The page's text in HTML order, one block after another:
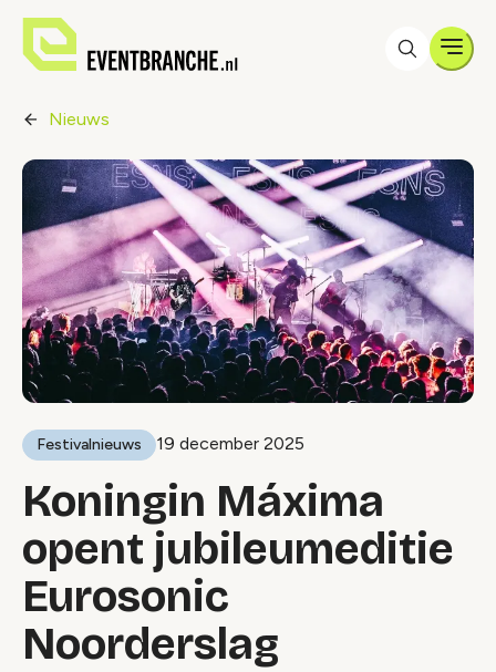
Nieuws
Festivalnieuws 19 december 2025
Koningin Máxima
opent jubileumeditie
Eurosonic
Noorderslag